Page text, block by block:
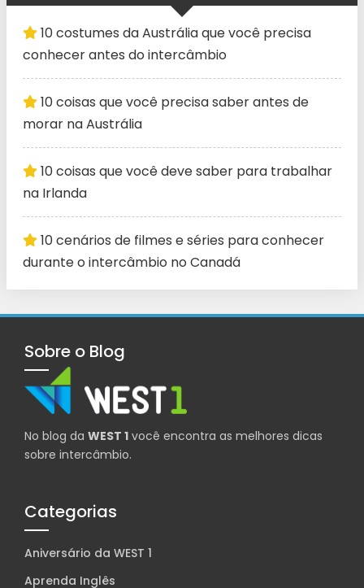
10 costumes da Austrália que você precisa
conhecer antes do intercâmbio
10 coisas que você precisa saber antes de
morar na Austrália
10 coisas que você deve saber para trabalhar
na Irlanda
10 cenários de filmes e séries para conhecer
durante o intercâmbio no Canadá
Sobre o Blog
No blog da WEST 1 você encontra as melhores dicas
sobre intercâmbio.
Categorias
Aniversário da WEST 1
Aprenda Inglês